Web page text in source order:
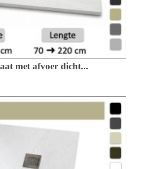
met afvoer dicht...